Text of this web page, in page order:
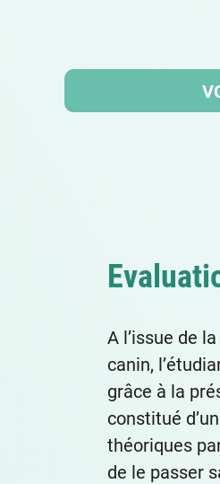
A l’issue de
canin,
grâce à la
constitué
théoriques
de le passer